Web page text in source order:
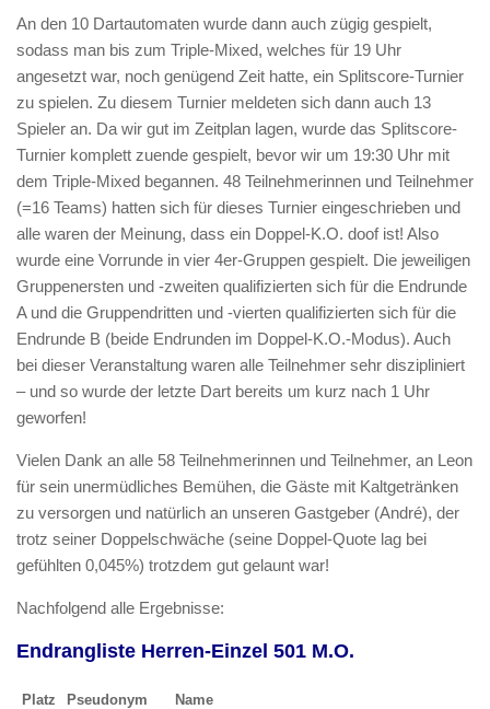
An den 10 Dartautomaten wurde dann auch zügig gespielt,
sodass man bis zum Triple-Mixed, welches für 19 Uhr
angesetzt war, noch genügend Zeit hatte, ein Splitscore-Turnier
zu spielen. Zu diesem Turnier meldeten sich dann auch 13
Spieler an. Da wir gut im Zeitplan lagen, wurde das Splitscore-
Turnier komplett zuende gespielt, bevor wir um 19:30 Uhr mit
dem Triple-Mixed begannen. 48 Teilnehmerinnen und Teilnehmer
(=16 Teams) hatten sich für dieses Turnier eingeschrieben und
alle waren der Meinung, dass ein Doppel-K.O. doof ist! Also
wurde eine Vorrunde in vier 4er-Gruppen gespielt. Die jeweiligen
Gruppenersten und -zweiten qualifizierten sich für die Endrunde
A und die Gruppendritten und -vierten qualifizierten sich für die
Endrunde B (beide Endrunden im Doppel-K.O.-Modus). Auch
bei dieser Veranstaltung waren alle Teilnehmer sehr diszipliniert
– und so wurde der letzte Dart bereits um kurz nach 1 Uhr
geworfen!
Vielen Dank an alle 58 Teilnehmerinnen und Teilnehmer, an Leon
für sein unermüdliches Bemühen, die Gäste mit Kaltgetränken
zu versorgen und natürlich an unseren Gastgeber (André), der
trotz seiner Doppelschwäche (seine Doppel-Quote lag bei
gefühlten 0,045%) trotzdem gut gelaunt war!
Nachfolgend alle Ergebnisse:
Endrangliste Herren-Einzel 501 M.O.
Platz Pseudonym Name